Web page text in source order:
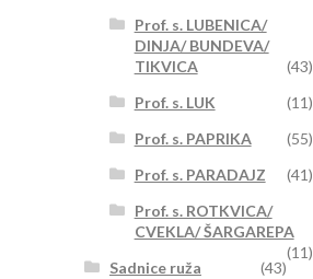
Prof. s. LUBENICA/
DINJA/ BUNDEVA/
TIKVICA
(43)
Prof. s. LUK
(11)
Prof. s. PAPRIKA
(55)
Prof. s. PARADAJZ
(41)
Prof. s. ROTKVICA/
CVEKLA/ ŠARGAREPA
(11)
Sadnice ruža
(43)